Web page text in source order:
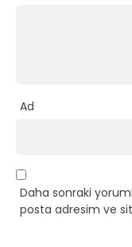
Ad
Daha sonraki
posta adresim ve